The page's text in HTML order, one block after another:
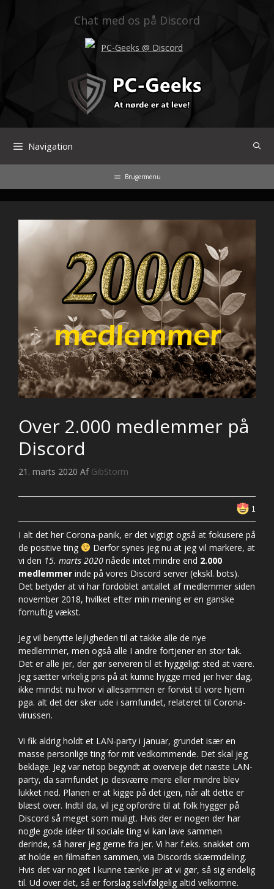
Chat med os på Discord
PC-Geeks @ Discord
Navigation
Brugermenu
Over 2.000 medlemmer på
Discord
21. marts 2020 Af GibStorm
1
I alt det her Corona-panik, er det vigtigt også at fokusere på
de positive ting
Derfor synes jeg nu at jeg vil markere, at
vi den 15. marts 2020 nåede intet mindre end 2.000
medlemmer inde på vores Discord server (ekskl. bots).
Det betyder at vi har fordoblet antallet af medlemmer siden
november 2018, hvilket efter min mening er en ganske
fornuftig vækst.
Jeg vil benytte lejligheden til at takke alle de nye
medlemmer, men også alle I andre fortjener en stor tak.
Det er alle jer, der gør serveren til et hyggeligt sted at være.
Jeg sætter virkelig pris på at kunne hygge med jer hver dag,
ikke mindst nu hvor vi allesammen er forvist til vore hjem
pga. alt det der sker ude i samfundet, relateret til Corona-
virussen.
Vi fik aldrig holdt et LAN-party i januar, grundet især en
masse personlige ting for mit vedkommende. Det skal jeg
beklage. Jeg var netop begyndt at overveje det næste LAN-
party, da samfundet jo desværre mere eller mindre blev
lukket ned. Planen er at kigge på det igen, når alt dette er
blæst over. Indtil da, vil jeg opfordre til at folk hygger på
Discord så meget som muligt. Hvis der er nogen der har
nogle gode idéer til sociale ting vi kan lave sammen
derinde, så hører jeg gerne fra jer. Vi har f.eks. snakket om
at holde en filmaften sammen, via Discords skærmdeling.
Hvis det var noget I kunne tænke jer at vi gør, så sig endelig
til. Ud over det, så er forslag selvfølgelig altid velkomne.